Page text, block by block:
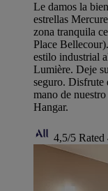
Le damos la
estrellas
zona tranquila
Place
estilo industrial
Lumière. Deje
seguro. Disfrute
mano de
Hangar.
4,5/5 Rated